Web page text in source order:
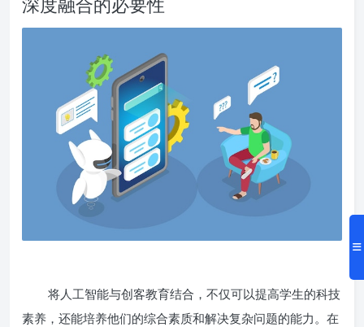
将人工智能与创客教育结合，不仅可以提高学生的科技
素养，还能培养他们的综合素质和解决复杂问题的能力。在